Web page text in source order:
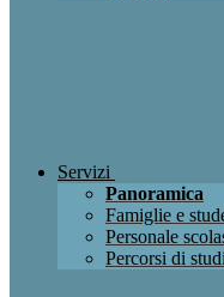
Servizi
Panoramica
Famiglie e
Personale
Percorsi di